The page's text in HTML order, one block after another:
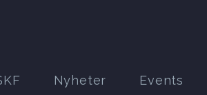
Nyheter Events